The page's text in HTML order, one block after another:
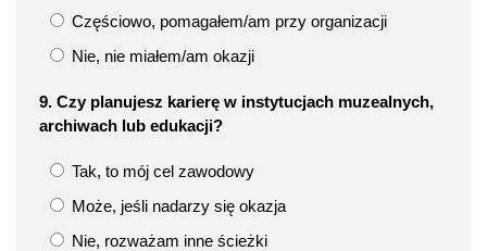
Częściowo, pomagałem/am przy organizacji
Nie, nie miałem/am okazji
9. Czy planujesz karierę w instytucjach muzealnych,
archiwach lub edukacji?
Tak, to mój cel zawodowy
Może, jeśli nadarzy się okazja
Nie, rozważam inne ścieżki